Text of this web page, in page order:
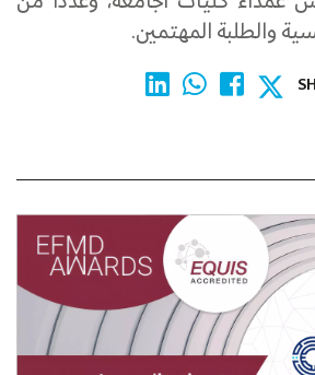
والطلبة المهتمين.